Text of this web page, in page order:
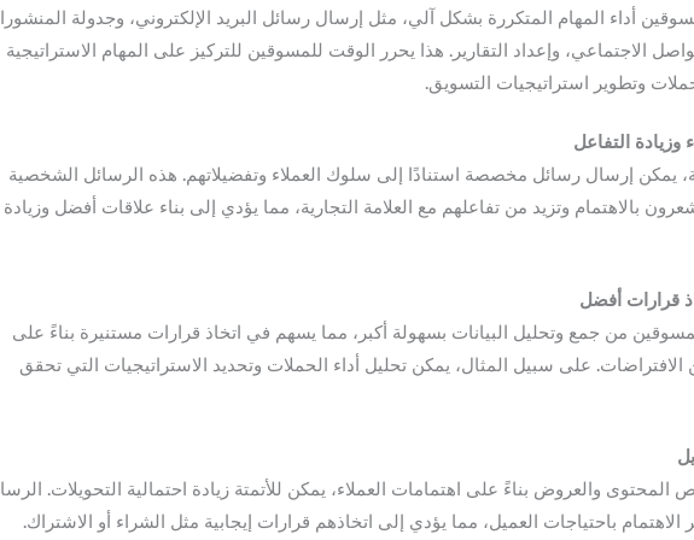
أداء المهام المتكررة بشكل آلي، مثل إرسال رسائل البريد الإلكتروني، وجدولة
الاجتماعي، وإعداد التقارير. هذا يحرر الوقت للمسوقين للتركيز على المهام الاستراتيجية
وتطوير استراتيجيات التسويق.
وزيادة التفاعل
يمكن إرسال رسائل مخصصة استنادًا إلى سلوك العملاء وتفضيلاتهم. هذه الرسائل الشخصية
بالاهتمام وتزيد من تفاعلهم مع العلامة التجارية، مما يؤدي إلى بناء علاقات أفضل وزيادة
قرارات أفضل
من جمع وتحليل البيانات بسهولة أكبر، مما يسهم في اتخاذ قرارات مستنيرة بناءً على
الافتراضات. على سبيل المثال، يمكن تحليل أداء الحملات وتحديد الاستراتيجيات التي تحقق
والعروض بناءً على اهتمامات العملاء، يمكن للأتمتة زيادة احتمالية التحويلات.
باحتياجات العميل، مما يؤدي إلى اتخاذهم قرارات إيجابية مثل الشراء أو الاشتراك.